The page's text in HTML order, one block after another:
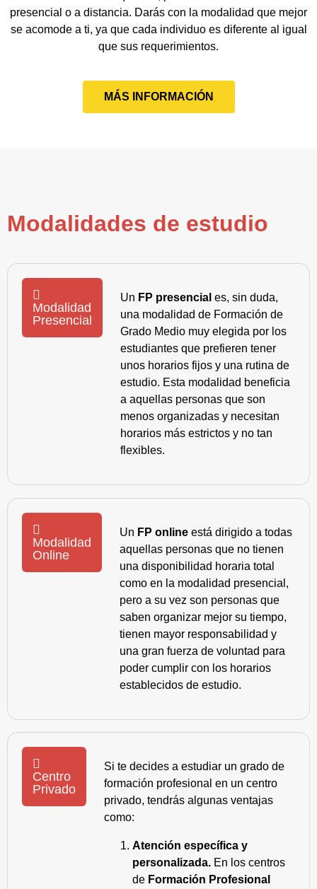
presencial o a distancia. Darás con la modalidad que mejor
se acomode a ti, ya que cada individuo es diferente al igual
que sus requerimientos.
MÁS INFORMACIÓN
Modalidades de estudio
Modalidad
Presencial
Un FP presencial es, sin duda,
una modalidad de Formación de
Grado Medio muy elegida por los
estudiantes que prefieren tener
unos horarios fijos y una rutina de
estudio. Esta modalidad beneficia
a aquellas personas que son
menos organizadas y necesitan
horarios más estrictos y no tan
flexibles.
Modalidad
Online
Un FP online está dirigido a todas
aquellas personas que no tienen
una disponibilidad horaria total
como en la modalidad presencial,
pero a su vez son personas que
saben organizar mejor su tiempo,
tienen mayor responsabilidad y
una gran fuerza de voluntad para
poder cumplir con los horarios
establecidos de estudio.
Centro
Privado
Si te decides a estudiar un grado de
formación profesional en un centro
privado, tendrás algunas ventajas
como:
Atención específica y
personalizada. En los centros
de Formación Profesional